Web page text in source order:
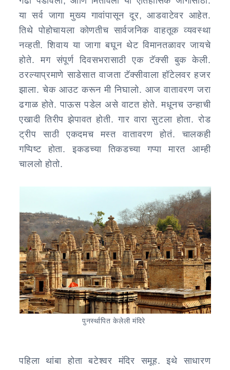
मध्य
प्रदेशातली
मुशाफिरी
–
भाग
९
–
बटेश्वर
मंदिर
समूह
या सर्व जागा मुख्य गावांपासून दूर, आडवाटेवर आहेत.
तिथे पोहोचायला कोणतीच सार्वजनिक वाहतूक व्यवस्था
नव्हती. शिवाय या जागा बघून थेट विमानतळावर जायचे
होते. मग संपूर्ण दिवसभरासाठी एक टॅक्सी बुक केली.
ठरल्याप्रमाणे साडेसात वाजता टॅक्सीवाला हॉटेलवर हजर
झाला. चेक आउट करून मी निघालो. आज वातावरण जरा
ढगाळ होते. पाऊस पडेल असे वाटत होते. मधूनच उन्हाची
एखादी तिरीप झेपावत होती. गार वारा सुटला होता. रोड
ट्रीप साठी एकदमच मस्त वातावरण होतं. चालकही
गप्पिष्ट होता. इकडच्या तिकडच्या गप्पा मारत आम्ही
चाललो होतो.
पुनर्स्थापित केलेली मंदिरे
पहिला थांबा होता बटेश्वर मंदिर समूह. इथे साधारण